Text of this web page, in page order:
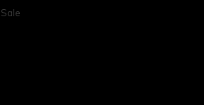
Sale